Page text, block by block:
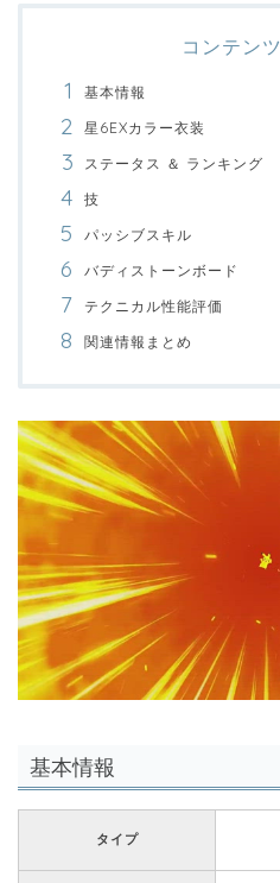
コンテンツ
基本情報
星6EXカラー衣装
ステータス ＆ ランキング
技
パッシブスキル
バディストーンボード
テクニカル性能評価
関連情報まとめ
00:00 /01:00
基本情報
タイプ